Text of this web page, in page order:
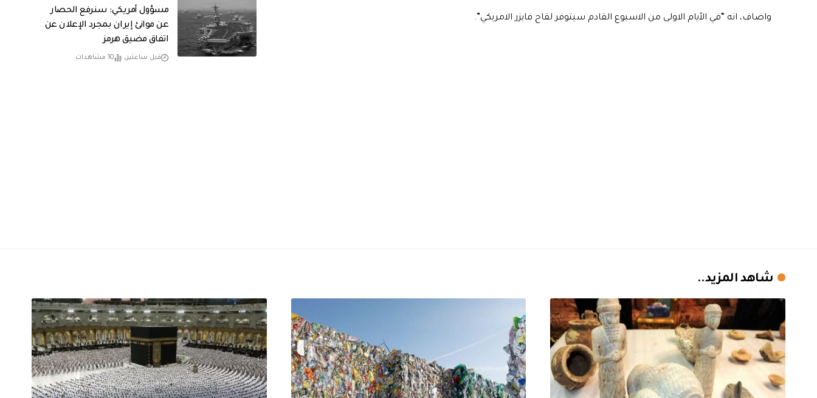
واضاف، انه “في الأيام الاولى من الاسبوع القادم سيتوفر لقاح فايزر الامريكي”.
مسؤول أمريكي: سنرفع الحصار
عن موانئ إيران بمجرد الإعلان عن
اتفاق مضيق هرمز
قبل ساعتين 10 مشاهدات
شاهد المزيد..